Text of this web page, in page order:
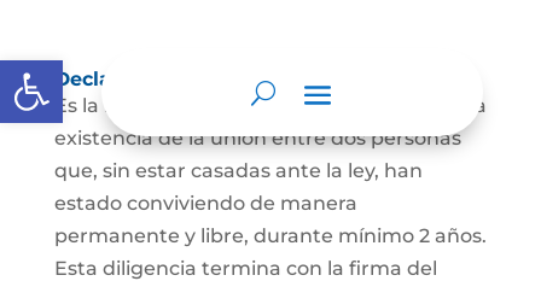
Abrir barra de herramientas
Declaración de Unión Marital de Hecho
Es la manifestación ante juez o notario de la
existencia de la unión entre dos personas
que, sin estar casadas ante la ley, han
estado conviviendo de manera
permanente y libre, durante mínimo 2 años.
Esta diligencia termina con la firma del